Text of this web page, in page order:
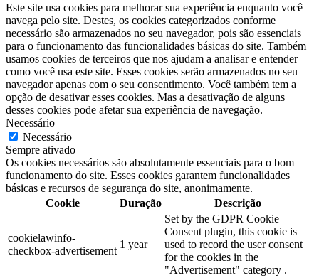
Este site usa cookies para melhorar sua experiência enquanto você
navega pelo site. Destes, os cookies categorizados conforme
necessário são armazenados no seu navegador, pois são essenciais
para o funcionamento das funcionalidades básicas do site. Também
usamos cookies de terceiros que nos ajudam a analisar e entender
como você usa este site. Esses cookies serão armazenados no seu
navegador apenas com o seu consentimento. Você também tem a
opção de desativar esses cookies. Mas a desativação de alguns
desses cookies pode afetar sua experiência de navegação.
Necessário
Necessário
Sempre ativado
Os cookies necessários são absolutamente essenciais para o bom
funcionamento do site. Esses cookies garantem funcionalidades
básicas e recursos de segurança do site, anonimamente.
Cookie
Duração Descrição
cookielawinfo-
checkbox-advertisement
1 year
Set by the GDPR Cookie
Consent plugin, this cookie is
used to record the user consent
for the cookies in the
"Advertisement" category .